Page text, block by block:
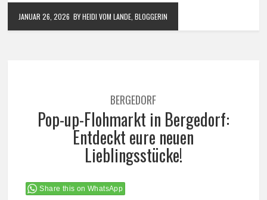
JANUAR 26, 2026 BY HEIDI VOM LANDE, BLOGGERIN
BERGEDORF
Pop-up-Flohmarkt in Bergedorf:
Entdeckt eure neuen
Lieblingsstücke!
Share this on WhatsApp